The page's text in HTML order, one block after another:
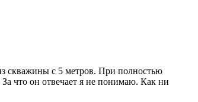
скважины с 5 метров. При полностью
что он отвечает я не понимаю. Как ни